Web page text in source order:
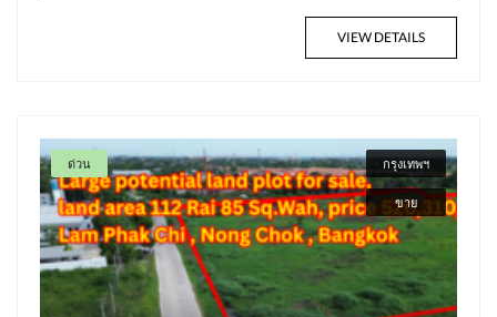
VIEW DETAILS
ด่วน กรุงเทพฯ
ขาย